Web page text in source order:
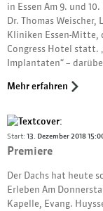
in Essen Am 9. und
Dr. Thomas
Kliniken Essen-Mitte,
Congress Hotel statt.
Implantaten“ –
Mehr erfahren
Start: 13. Dezember 2018
Premiere
Der Dachs hat heute
Erleben Am
Kapelle, Evang.